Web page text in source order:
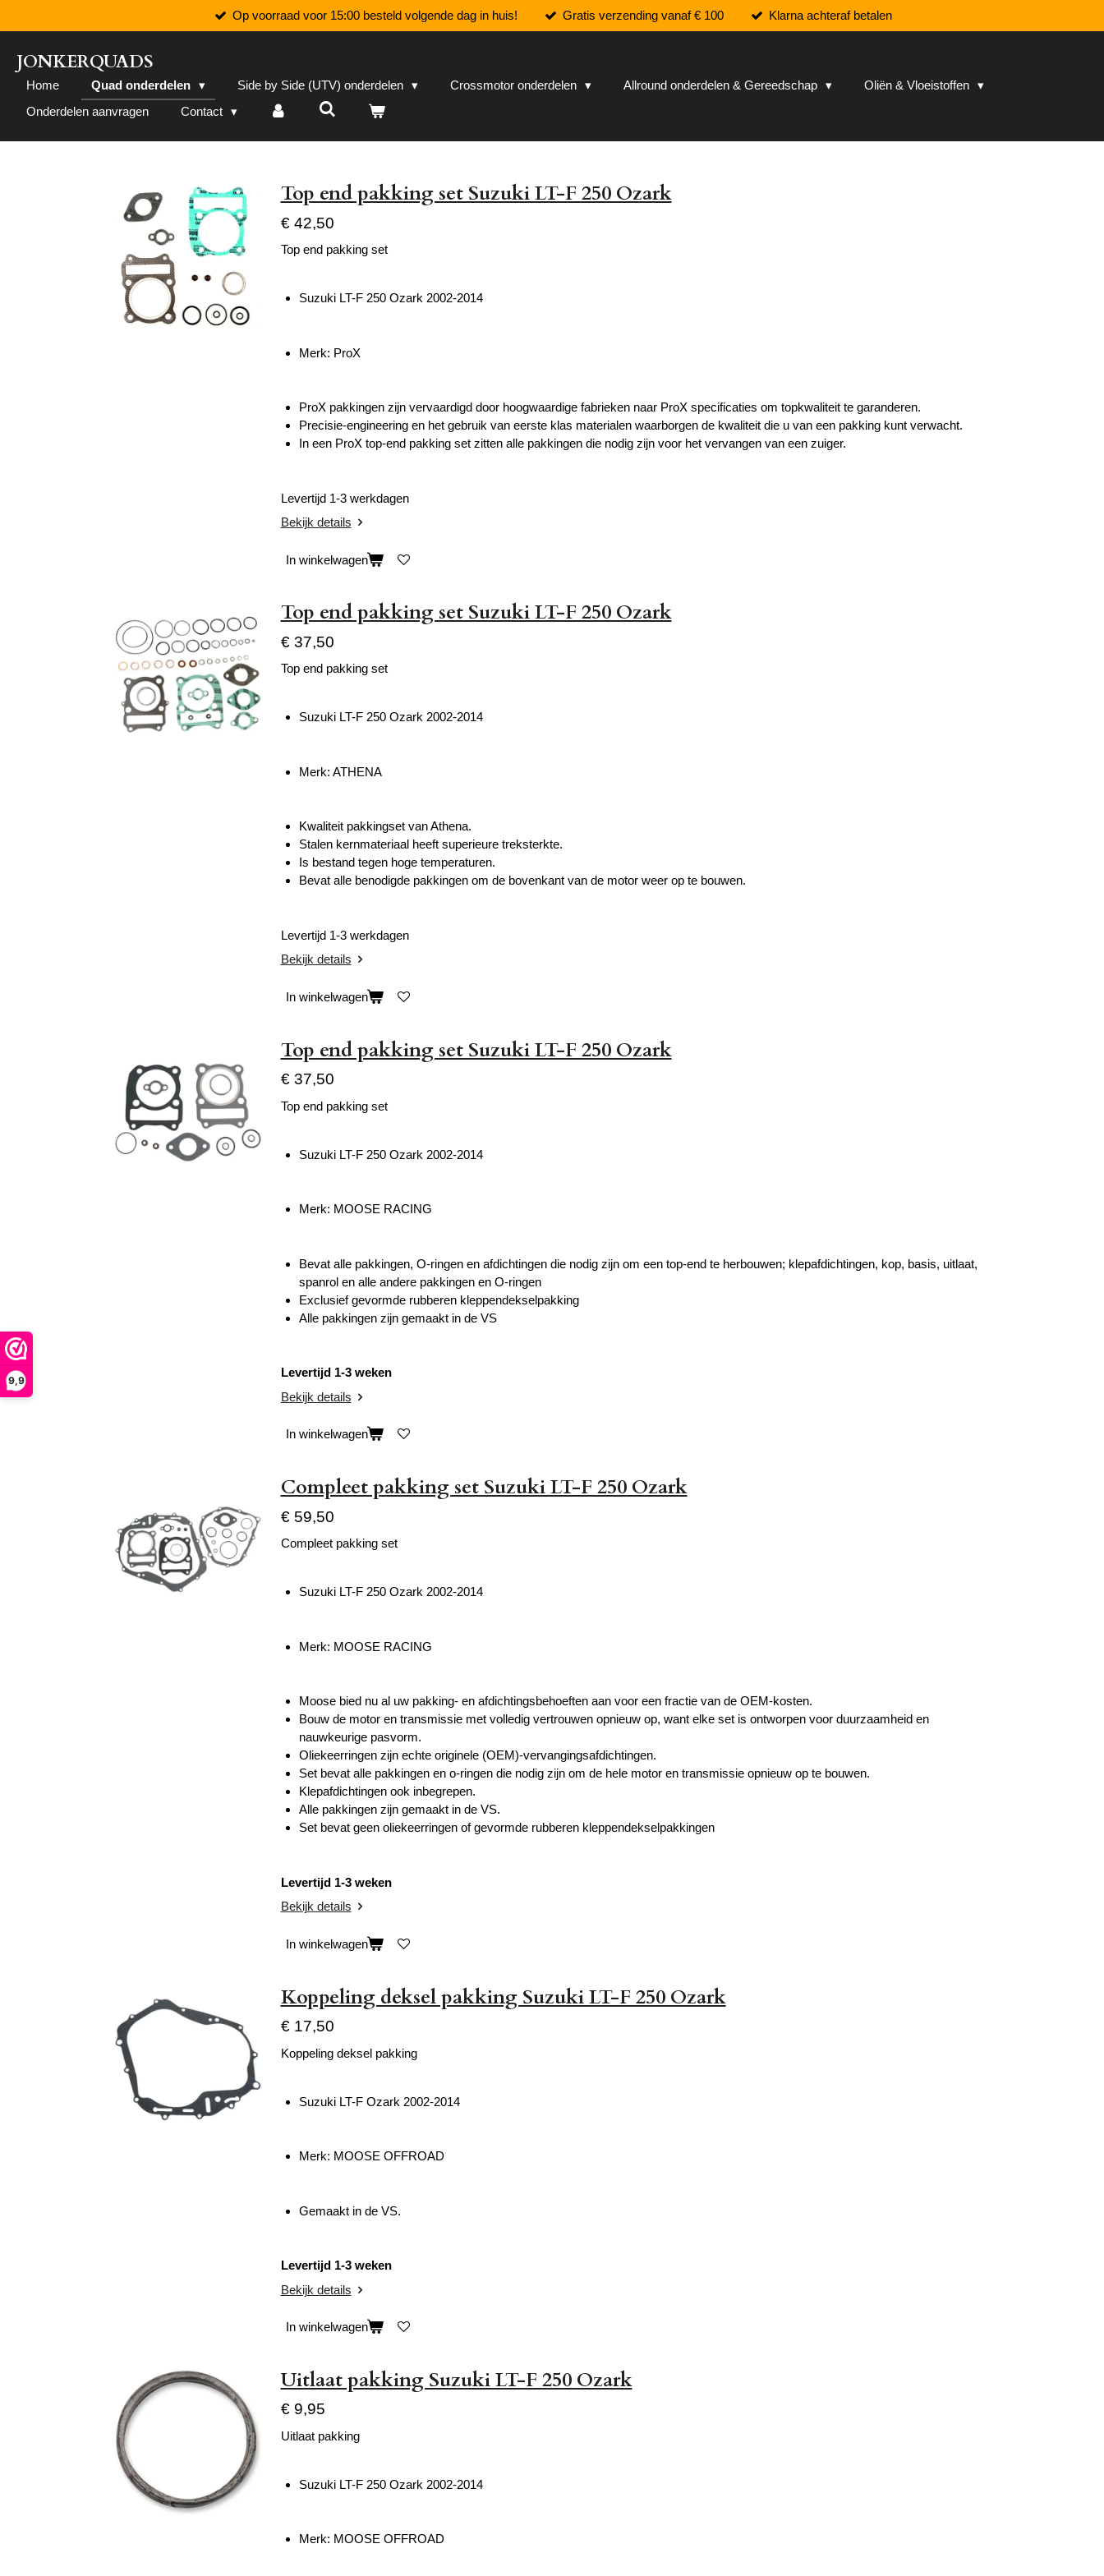
9,9
direct
naar
de
hoofdinhoud
Op voorraad voor 15:00 besteld volgende dag in huis! Gratis verzending vanaf € 100 Klarna achteraf betalen
JONKERQUADS
Home Quad onderdelen Side by Side (UTV) onderdelen Crossmotor onderdelen Allround onderdelen & Gereedschap
Oliën & Vloeistoffen
Onderdelen aanvragen
Contact
Top end pakking set Suzuki LT-F 250 Ozark
€ 42,50
Top end pakking set
Suzuki LT-F 250 Ozark 2002-2014
Merk: ProX
ProX pakkingen zijn vervaardigd door hoogwaardige fabrieken naar ProX specificaties om topkwaliteit te garanderen.
Precisie-engineering en het gebruik van eerste klas materialen waarborgen de kwaliteit die u van een pakking kunt verwacht.
In een ProX top-end pakking set zitten alle pakkingen die nodig zijn voor het vervangen van een zuiger.
Levertijd 1-3 werkdagen
Bekijk details
In winkelwagen
Top end pakking set Suzuki LT-F 250 Ozark
€ 37,50
Top end pakking set
Suzuki LT-F 250 Ozark 2002-2014
Merk: ATHENA
Kwaliteit pakkingset van Athena.
Stalen kernmateriaal heeft superieure treksterkte.
Is bestand tegen hoge temperaturen.
Bevat alle benodigde pakkingen om de bovenkant van de motor weer op te bouwen.
Levertijd 1-3 werkdagen
Bekijk details
In winkelwagen
Top end pakking set Suzuki LT-F 250 Ozark
€ 37,50
Top end pakking set
Suzuki LT-F 250 Ozark 2002-2014
Merk: MOOSE RACING
Bevat alle pakkingen, O-ringen en afdichtingen die nodig zijn om een ​​top-end te herbouwen; klepafdichtingen, kop, basis, uitlaat,
spanrol en alle andere pakkingen en O-ringen
Exclusief gevormde rubberen kleppendekselpakking
Alle pakkingen zijn gemaakt in de VS
Levertijd 1-3 weken
Bekijk details
In winkelwagen
Compleet pakking set Suzuki LT-F 250 Ozark
€ 59,50
Compleet pakking set
Suzuki LT-F 250 Ozark 2002-2014
Merk: MOOSE RACING
Moose bied nu al uw pakking- en afdichtingsbehoeften aan voor een fractie van de OEM-kosten.
Bouw de motor en transmissie met volledig vertrouwen opnieuw op, want elke set is ontworpen voor duurzaamheid en
nauwkeurige pasvorm.
Oliekeerringen zijn echte originele (OEM)-vervangingsafdichtingen.
Set bevat alle pakkingen en o-ringen die nodig zijn om de hele motor en transmissie opnieuw op te bouwen.
Klepafdichtingen ook inbegrepen.
Alle pakkingen zijn gemaakt in de VS.
Set bevat geen oliekeerringen of gevormde rubberen kleppendekselpakkingen
Levertijd 1-3 weken
Bekijk details
In winkelwagen
Koppeling deksel pakking Suzuki LT-F 250 Ozark
€ 17,50
Koppeling deksel pakking
Suzuki LT-F Ozark 2002-2014
Merk: MOOSE OFFROAD
Gemaakt in de VS.
Levertijd 1-3 weken
Bekijk details
In winkelwagen
Uitlaat pakking Suzuki LT-F 250 Ozark
€ 9,95
Uitlaat pakking
Suzuki LT-F 250 Ozark 2002-2014
Merk: MOOSE OFFROAD